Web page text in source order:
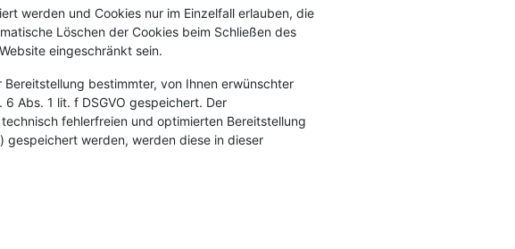
werden und Cookies nur im Einzelfall erlauben, die
Löschen der Cookies beim Schließen des
eingeschränkt sein.
bestimmter, von Ihnen erwünschter
Abs. 1 lit. f DSGVO gespeichert. Der
fehlerfreien und optimierten Bereitstellung
gespeichert werden, werden diese in dieser